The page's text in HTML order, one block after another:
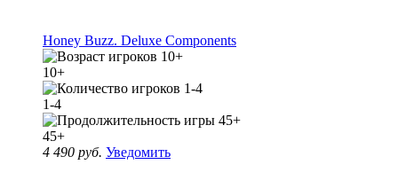
Honey Buzz. Deluxe Components
10+
1-4
45+
4 490 руб. Уведомить